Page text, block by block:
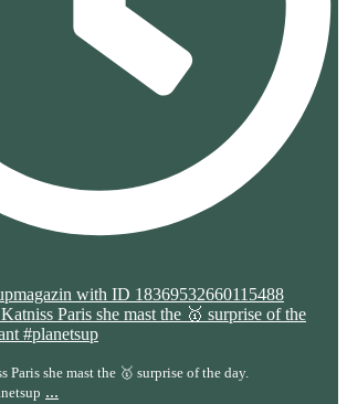
with ID 18369532660115488
Paris she mast the 🥇 surprise of the day.
...